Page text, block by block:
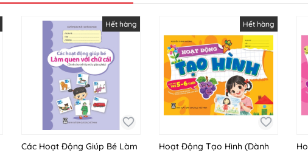
Hết hàng
Các Hoạt Động Giúp Bé Làm
Hết hàng
Hoạt Động Tạo Hình (Dành